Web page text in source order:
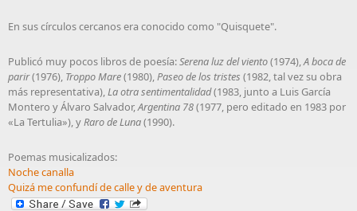
En sus círculos cercanos era conocido como "Quisquete".
Publicó muy pocos libros de poesía:Serena luz del viento(1974),A boca de
parir(1976), Troppo Mare(1980),Paseo de los tristes (1982, tal vez su obra
más representativa),La otra sentimentalidad(1983, junto a Luis García
Montero yÁlvaro Salvador,Argentina 78(1977, pero editado en 1983 por
«La Tertulia»), yRaro de Luna(1990).
Poemas musicalizados:
Noche canalla
Quizá me confundí de calle y de aventura